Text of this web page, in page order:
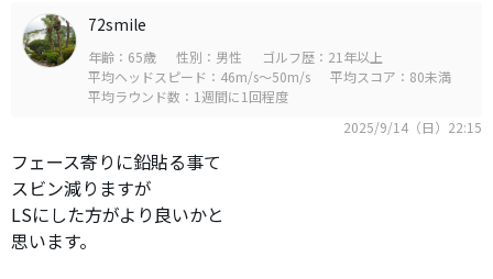
72smile
年齢：65歳 性別：男性
ゴルフ歴：21年以上
平均ヘッドスピード：46m/s～50m/s
平均スコア：80未満
平均ラウンド数：1週間に1回程度
2025/9/14（日）22:15
フェース寄りに鉛貼る事て
スビン減りますが
LSにした方がより良いかと
思います。